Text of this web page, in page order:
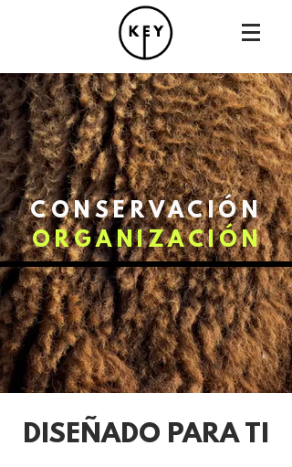
CONSERVACIÓN
ORGANIZACIÓN
DISEÑADO PARA TI